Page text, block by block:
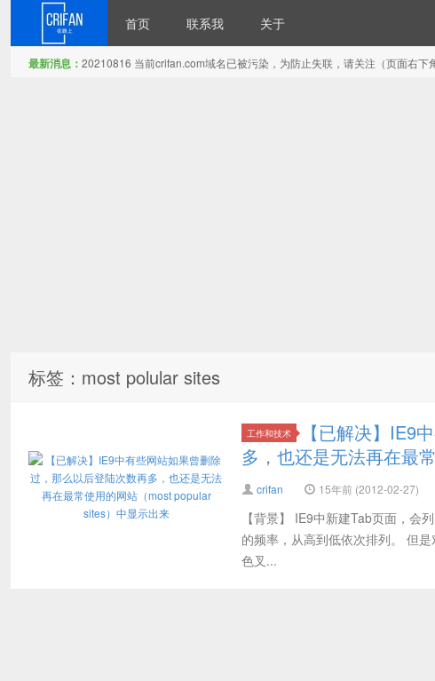
首页 联系我 关于
最新消息： 20210816 当前crifan.com域名已被污染，为防止失联，请关注（页面右下
标签：most polular sites
工作和技术
【已解决】IE9
多，也还是无法再在最
crifan 15年前 (2012-02-27)
【背景】 IE9中新建Tab页面，会
的频率，从高到低依次排列。 但
色叉...